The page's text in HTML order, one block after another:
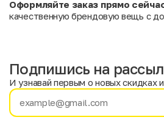
Оформляйте заказ прямо
качественную брендовую вещь с
Имя
Подпишись на
И узнавай первым о новых скидках